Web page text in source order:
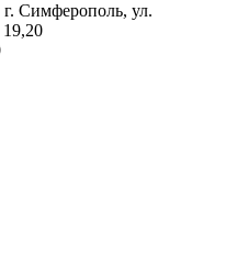
Симферополь, ул.